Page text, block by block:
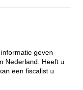
geven
Nederland. Heeft u
een fiscalist u